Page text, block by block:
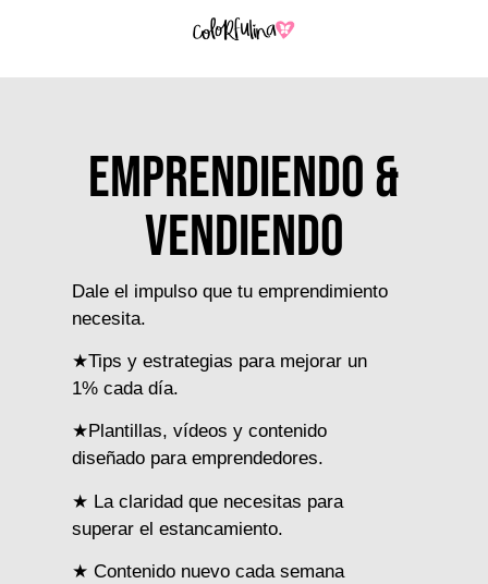
emprendiendo &
vendiendo
Dale el impulso que tu emprendimiento
necesita.
★Tips y estrategias para mejorar un
1% cada día.
★Plantillas, vídeos y contenido
diseñado para emprendedores.
★ La claridad que necesitas para
superar el estancamiento.
★ Contenido nuevo cada semana